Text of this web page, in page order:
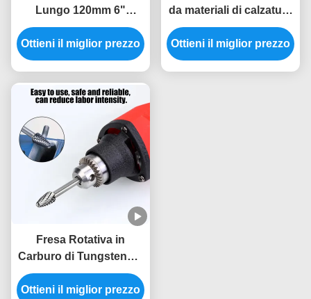
Lungo 120mm 6"
Carburo di Tungsteno
Taglio Doppio per
Rettifica per
Foro Profondo Stampo
Ottieni il miglior prezzo
da materiali di calzatura
o di calzatura a base di
carbonio di tungsteno
Ottieni il miglior prezzo
Fresa Rotativa in
Carburo di Tungsteno a
Taglio Doppio ad Alta
Precisione, Dimensioni
Ottieni il miglior prezzo